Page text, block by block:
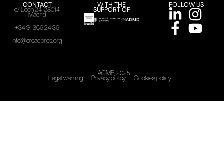
CONTACT
c/ León 24, 28014
Madrid
+34 91 366 24 36
info@creadores.org
WITH THE
SUPPORT OF
FOLLOW US
ACME, 2025
Legal warning Privacy policy Cookies policy